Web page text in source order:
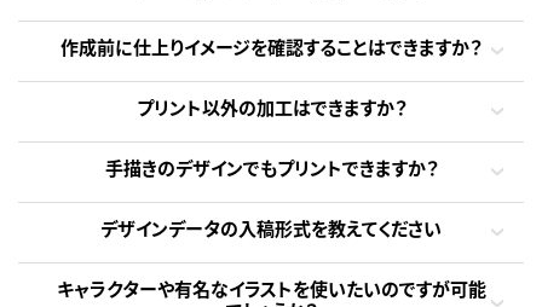
作成前に仕上りイメージを確認することはできますか？
プリント以外の加工はできますか？
手描きのデザインでもプリントできますか？
デザインデータの入稿形式を教えてください
キャラクターや有名なイラストを使いたいのですが可能